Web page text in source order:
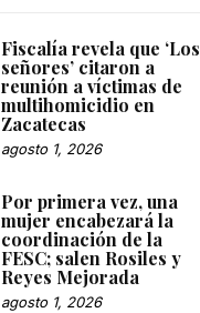
Fiscalía revela que ‘Los
señores’ citaron a
reunión a víctimas de
multihomicidio en
Zacatecas
agosto 1, 2026
Por primera vez, una
mujer encabezará la
coordinación de la
FESC; salen Rosiles y
Reyes Mejorada
agosto 1, 2026